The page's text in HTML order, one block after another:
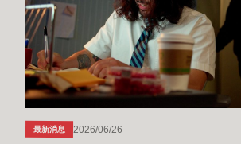
驗|
開
發
新
訊
-
《英
最新消息 2026/06/26